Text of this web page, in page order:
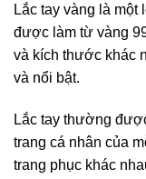
Lắc tay vàng là
được làm từ vàng
và kích thước khác
và nổi bật.
Lắc tay thường
trang cá nhân của
trang phục khác